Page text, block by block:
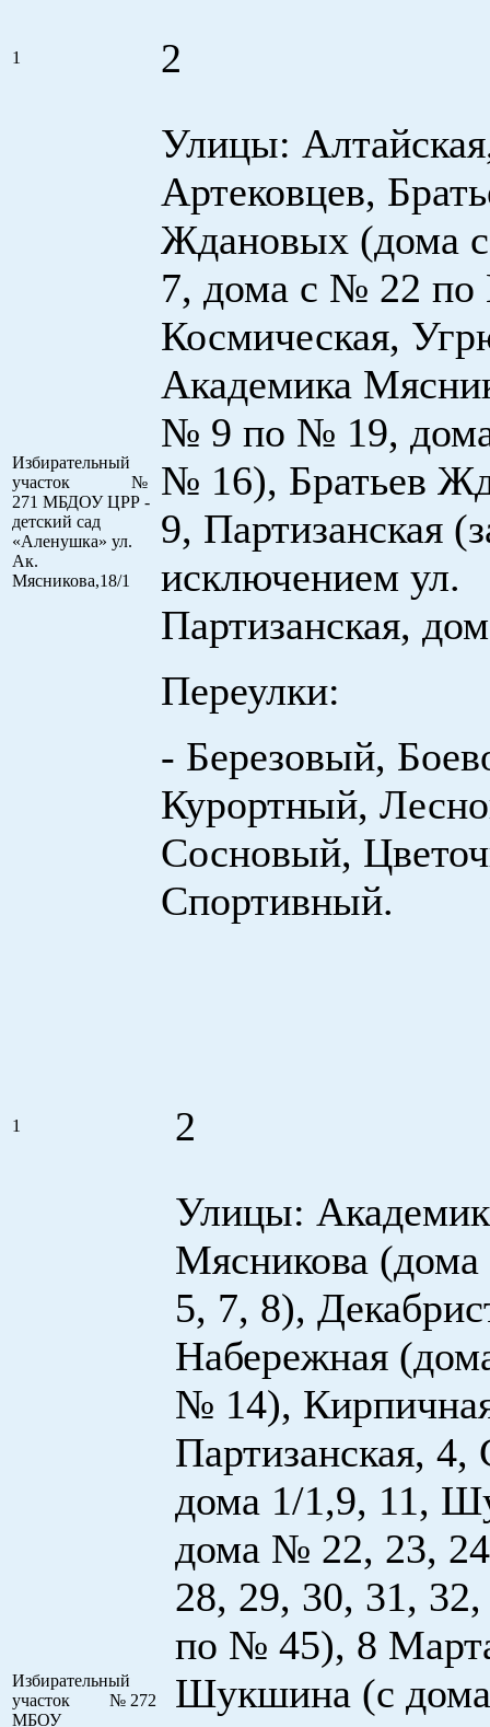
1 2
Избирательный
участок №
271 МБДОУ ЦРР -
детский сад
«Аленушка» ул.
Ак.
Мясникова,18/1
Улицы:
Артековцев,
Ждановых (дома
7, дома с № 22
Космическая,
Академика
№ 9 по № 19,
№ 16), Братьев
9, Партизанская
исключением ул.
Партизанская,
Переулки:
- Березовый,
Курортный,
Сосновый,
Спортивный.
1 2
Избирательный
участок № 272
МБОУ
Улицы:
Мясникова
5, 7, 8),
Набережная
№ 14),
Партизанская, 4,
дома 1/1,9, 11,
дома № 22, 23,
28, 29, 30, 31,
по № 45), 8
Шукшина (с